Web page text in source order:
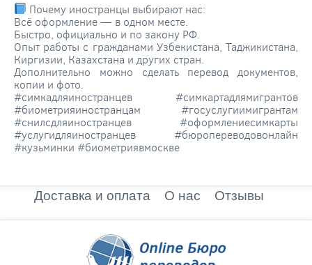
Почему иностранцы выбирают нас:
Всё оформление — в одном месте.
Быстро, официально и по закону РФ.
Опыт работы с гражданами Узбекистана, Таджикистана,
Киргизии, Казахстана и других стран.
Дополнительно можно сделать перевод документов,
копии и фото.
#симкадляиностранцев #симкартадлямигрантов
#биометрияиностранцам #госуслугиимигрантам
#снилсдляиностранцев #оформлениесимкарты
#услугидляиностранцев #бюропереводовонлайн
#кузьминки #биометриявмоскве
Доставка и оплата О нас Отзывы